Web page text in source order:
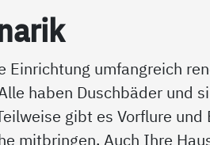
Einrichtung umfangreich
haben Duschbäder und
gibt es Vorflure und
mitbringen. Auch Ihre